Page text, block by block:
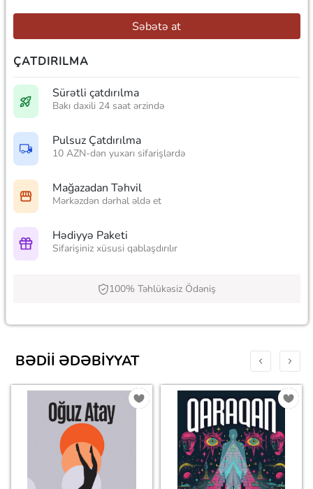
Səbətə at
ÇATDIRILMA
Sürətli çatdırılma
Bakı daxili 24 saat ərzində
Pulsuz Çatdırılma
10 AZN-dən yuxarı sifarişlərdə
Mağazadan Təhvil
Mərkəzdən dərhal əldə et
Hədiyyə Paketi
Sifarişiniz xüsusi qablaşdırılır
100% Təhlükəsiz Ödəniş
BƏDII ƏDƏBIYYAT